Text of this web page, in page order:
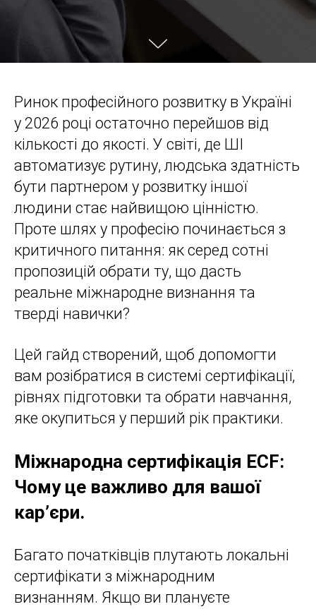
Ринок професійного розвитку в Україні
у 2026 році остаточно перейшов від
кількості до якості. У світі, де ШІ
автоматизує рутину, людська здатність
бути партнером у розвитку іншої
людини стає найвищою цінністю.
Проте шлях у професію починається з
критичного питання: як серед сотні
пропозицій обрати ту, що дасть
реальне міжнародне визнання та
тверді навички?
Цей гайд створений, щоб допомогти
вам розібратися в системі сертифікації,
рівнях підготовки та обрати навчання,
яке окупиться у перший рік практики.
Міжнародна сертифікація ECF:
Чому це важливо для вашої
кар’єри.
Багато початківців плутають локальні
сертифікати з міжнародним
визнанням. Якщо ви плануєте